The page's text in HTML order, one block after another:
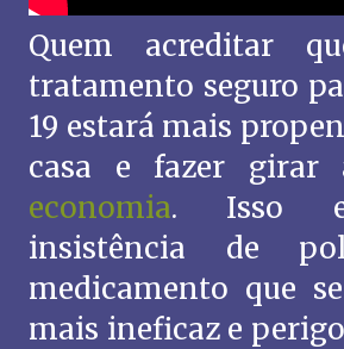
Quem acreditar
tratamento seguro
19 estará mais
casa e fazer girar
economia. Isso
insistência de
medicamento que
mais ineficaz e